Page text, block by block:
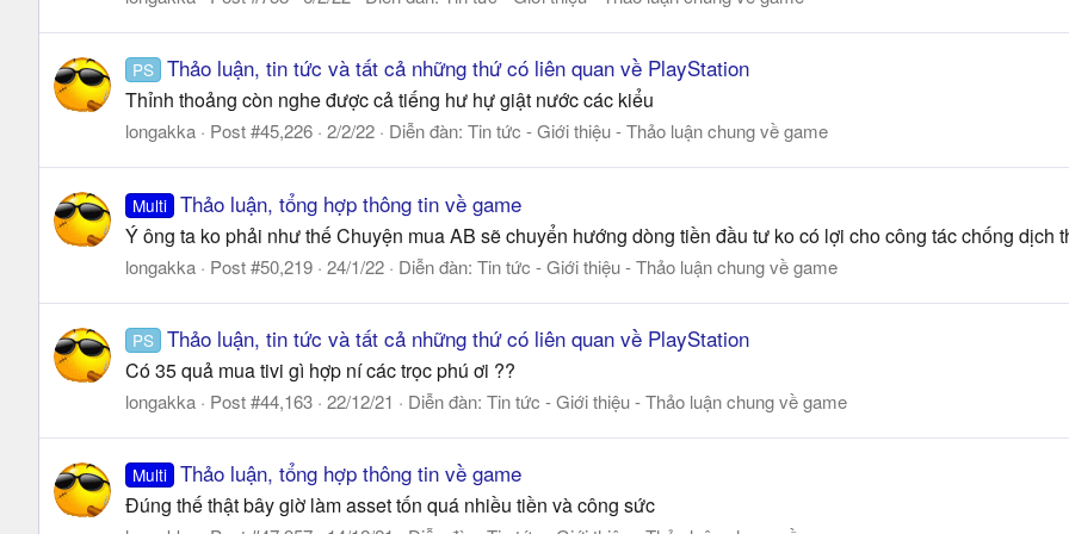
PS Thảo luận, tin tức và tất cả những thứ có liên quan về PlayStation
Thỉnh thoảng còn nghe được cả tiếng hư hự giật nước các kiểu
longakka Post #45,226 2/2/22 Diễn đàn: Tin tức - Giới thiệu - Thảo luận chung về game
Multi Thảo luận, tổng hợp thông tin về game
Ý ông ta ko phải như thế Chuyện mua AB sẽ chuyển hướng dòng tiền đầu tư ko có lợi cho công tác chống dịch
longakka Post #50,219 24/1/22 Diễn đàn: Tin tức - Giới thiệu - Thảo luận chung về game
PS Thảo luận, tin tức và tất cả những thứ có liên quan về PlayStation
Có 35 quả mua tivi gì hợp ní các trọc phú ơi ??
longakka Post #44,163 22/12/21 Diễn đàn: Tin tức - Giới thiệu - Thảo luận chung về game
Multi Thảo luận, tổng hợp thông tin về game
Đúng thế thật bây giờ làm asset tốn quá nhiều tiền và công sức